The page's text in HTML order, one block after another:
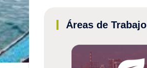
Áreas de Trabajo